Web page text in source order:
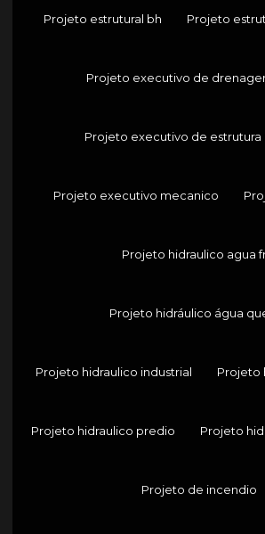
Projeto estrutural bh Projeto
Projeto executivo de
Projeto executivo de estrutura
Projeto executivo mecanico
Projeto hidraulico agua
Projeto hidráulico água
Projeto hidraulico industrial Projeto
Projeto hidraulico predio Projeto
Projeto de incendio